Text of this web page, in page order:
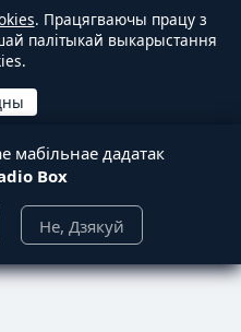
. Працягваючы працу з
палітыкай выкарыстання
мабільнае дадатак
Box
Не, Дзякуй